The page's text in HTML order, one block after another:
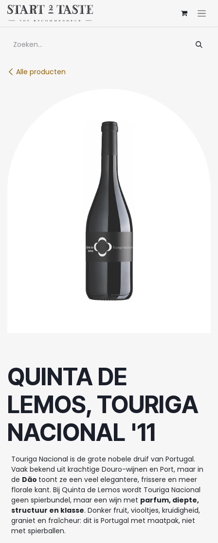
Overslaan naar inhoud
Alle producten
QUINTA DE
LEMOS, TOURIGA
NACIONAL '11
Touriga Nacional is de grote nobele druif van Portugal.
Vaak bekend uit krachtige Douro-wijnen en Port, maar in
de Dão toont ze een veel elegantere, frissere en meer
florale kant. Bij Quinta de Lemos wordt Touriga Nacional
geen spierbundel, maar een wijn met parfum, diepte,
structuur en klasse. Donker fruit, viooltjes, kruidigheid,
graniet en fraîcheur: dit is Portugal met maatpak, niet
met spierballen.